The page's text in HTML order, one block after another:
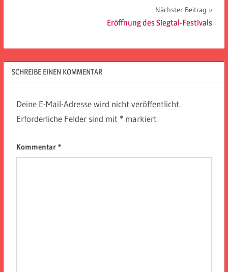
Nächster Beitrag
Eröffnung des Siegtal-Festivals
SCHREIBE EINEN KOMMENTAR
Deine E-Mail-Adresse wird nicht veröffentlicht.
Erforderliche Felder sind mit *markiert
Kommentar *